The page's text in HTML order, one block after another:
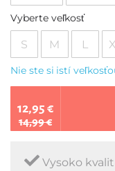
Vyberte veľkosť
S M L
Nie ste si istí
12,95 €
14,99 €
Vysoko